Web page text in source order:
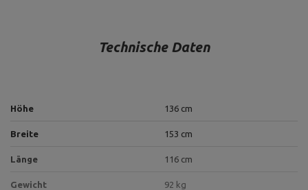
Technische Daten
Höhe 136 cm
Breite 153 cm
Länge 116 cm
Gewicht 92 kg